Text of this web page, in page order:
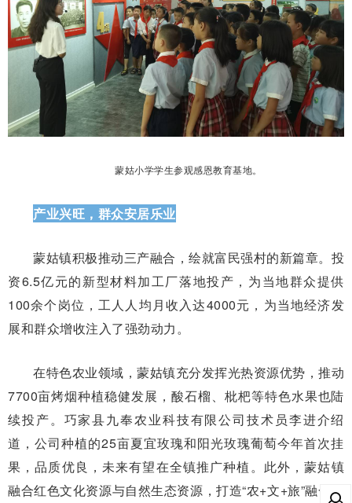
蒙姑小学学生参观感恩教育基地。
产业兴旺，群众安居乐业
蒙姑镇积极推动三产融合，绘就富民强村的新篇章。投
资6.5亿元的新型材料加工厂落地投产，为当地群众提供
100余个岗位，工人人均月收入达4000元，为当地经济发
展和群众增收注入了强劲动力。
在特色农业领域，蒙姑镇充分发挥光热资源优势，推动
7700亩烤烟种植稳健发展，酸石榴、枇杷等特色水果也陆
续投产。巧家县九奉农业科技有限公司技术员李进介绍
道，公司种植的25亩夏宜玫瑰和阳光玫瑰葡萄今年首次挂
果，品质优良，未来有望在全镇推广种植。此外，蒙姑镇
融合红色文化资源与自然生态资源，打造“农+文+旅”融合发